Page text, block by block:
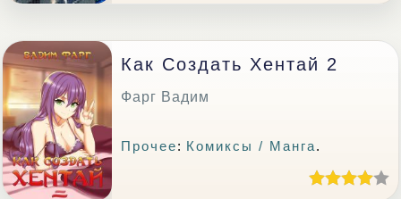
Как Создать Хентай 2
Фарг Вадим
Прочее: Комиксы / Манга.